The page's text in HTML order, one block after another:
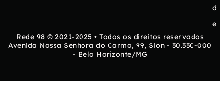
d
e
Rede 98 © 2021-2025 • Todos os direitos reservados
Avenida Nossa Senhora do Carmo, 99, Sion - 30.330-000
- Belo Horizonte/MG